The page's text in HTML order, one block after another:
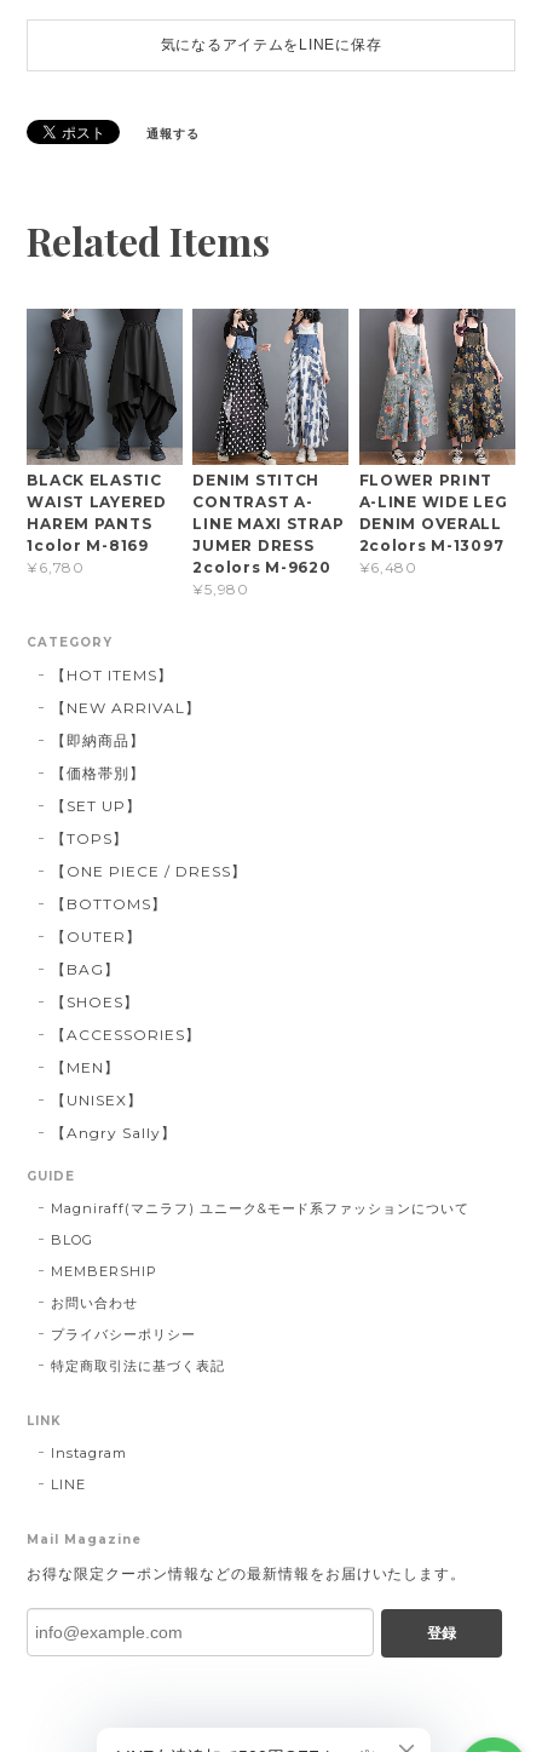
気になるアイテムをLINEに保存
通報する
Related Items
BLACK ELASTIC
WAIST LAYERED
HAREM PANTS
1color M-8169
¥6,780
DENIM STITCH
CONTRAST A-
LINE MAXI STRAP
JUMER DRESS
2colors M-9620
¥5,980
FLOWER PRINT
A-LINE WIDE LEG
DENIM OVERALL
2colors M-13097
¥6,480
CATEGORY
【HOT ITEMS】
【NEW ARRIVAL】
【即納商品】
【価格帯別】
【SET UP】
【TOPS】
【ONE PIECE / DRESS】
【BOTTOMS】
【OUTER】
【BAG】
【SHOES】
【ACCESSORIES】
【MEN】
【UNISEX】
【Angry Sally】
GUIDE
Magniraff(マニラフ) ユニーク&モード系ファッションについて
BLOG
MEMBERSHIP
お問い合わせ
プライバシーポリシー
特定商取引法に基づく表記
LINK
Instagram
LINE
Mail Magazine
お得な限定クーポン情報などの最新情報をお届けいたします。
登録